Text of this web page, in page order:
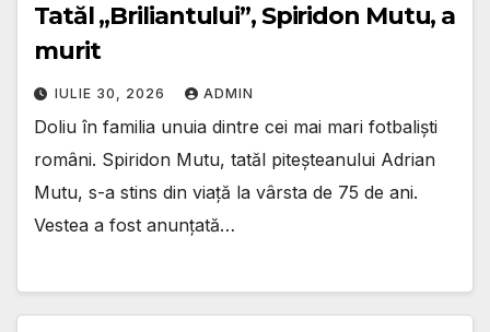
Tatăl „Briliantului”, Spiridon Mutu, a
murit
IULIE 30, 2026 ADMIN
Doliu în familia unuia dintre cei mai mari fotbaliști
români. Spiridon Mutu, tatăl piteșteanului Adrian
Mutu, s-a stins din viață la vârsta de 75 de ani.
Vestea a fost anunțată…